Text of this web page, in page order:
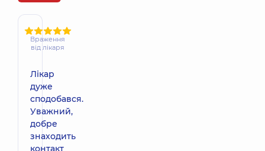
Враження
від лікаря
Лікар
дуже
сподобався.
Уважний,
добре
знаходить
контакт